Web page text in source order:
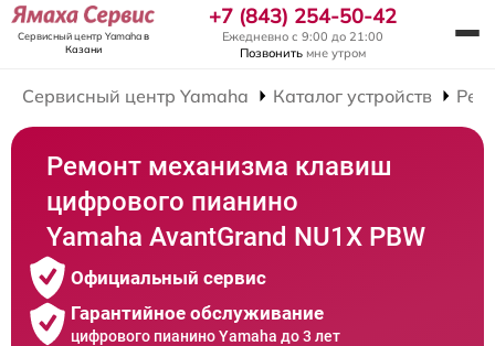
Сервисный центр Yamahaв
Казани
+7 (843) 254-50-42
Ежедневно с 9:00 до 21:00
Позвонить мне утром
Сервисный центр Yamaha Каталог устройств
Ремонт механизма клавиш
цифрового пианино
Yamaha AvantGrand NU1X PBW
Официальный сервис
Гарантийное обслуживание
цифрового пианино Yamaha до 3 лет